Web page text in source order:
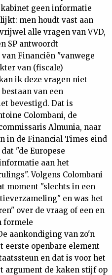
geen informatie
men houdt vast aan
alle vragen van VVD,
SP antwoordt
Financiën "vanwege
van (fiscale)
ik deze vragen niet
van een
bevestigd. Dat is
Colombani, de
Almunia, naar
in de Financial Times eind
"de Europese
aan het
Volgens Colombani
moment "slechts in een
en was het
over de vraag of een en
formele
aankondiging van zo'n
eerste openbare element
en dat is voor het
argument de kaken stijf op